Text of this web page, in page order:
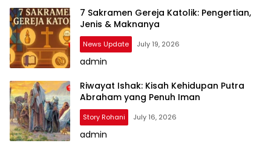
7 Sakramen Gereja Katolik: Pengertian,
Jenis & Maknanya
News Update July 19, 2026
admin
Riwayat Ishak: Kisah Kehidupan Putra
Abraham yang Penuh Iman
Story Rohani July 16, 2026
admin